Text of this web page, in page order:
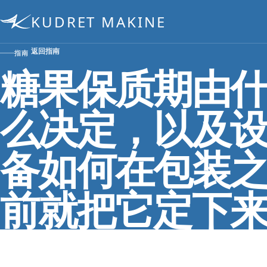
KUDRET MAKINE
指南 返回指南
糖果保质期由
么决定，以及
备如何在包装
前就把它定下